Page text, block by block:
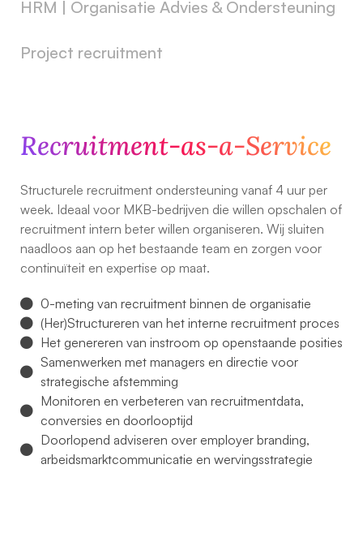
HRM | Organisatie Advies & Ondersteuning
Project recruitment
Recruitment-as-a-Service
Structurele recruitment ondersteuning vanaf 4 uur per
week. Ideaal voor MKB-bedrijven die willen opschalen of
recruitment intern beter willen organiseren. Wij sluiten
naadloos aan op het bestaande team en zorgen voor
continuïteit en expertise op maat.
0-meting van recruitment binnen de organisatie​
(Her)Structureren van het interne recruitment proces
Het genereren van instroom op openstaande posities
Samenwerken met managers en directie voor
strategische afstemming
Monitoren en verbeteren van recruitmentdata,
conversies en doorlooptijd
Doorlopend adviseren over employer branding,
arbeidsmarktcommunicatie en wervingsstrategie